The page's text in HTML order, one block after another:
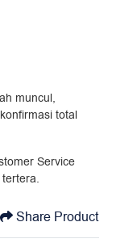
muncul,
total
Service
Share Product